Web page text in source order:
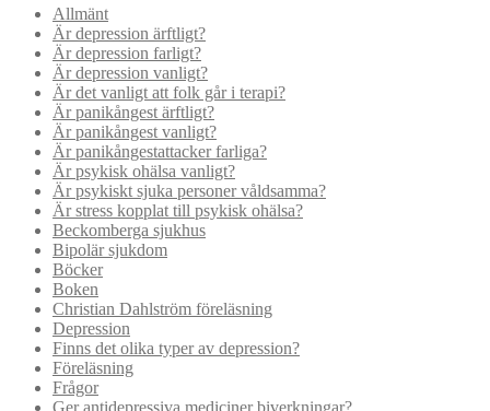
Allmänt
Är depression ärftligt?
Är depression farligt?
Är depression vanligt?
Är det vanligt att folk går i terapi?
Är panikångest ärftligt?
Är panikångest vanligt?
Är panikångestattacker farliga?
Är psykisk ohälsa vanligt?
Är psykiskt sjuka personer våldsamma?
Är stress kopplat till psykisk ohälsa?
Beckomberga sjukhus
Bipolär sjukdom
Böcker
Boken
Christian Dahlström föreläsning
Depression
Finns det olika typer av depression?
Föreläsning
Frågor
Ger antidepressiva mediciner biverkningar?